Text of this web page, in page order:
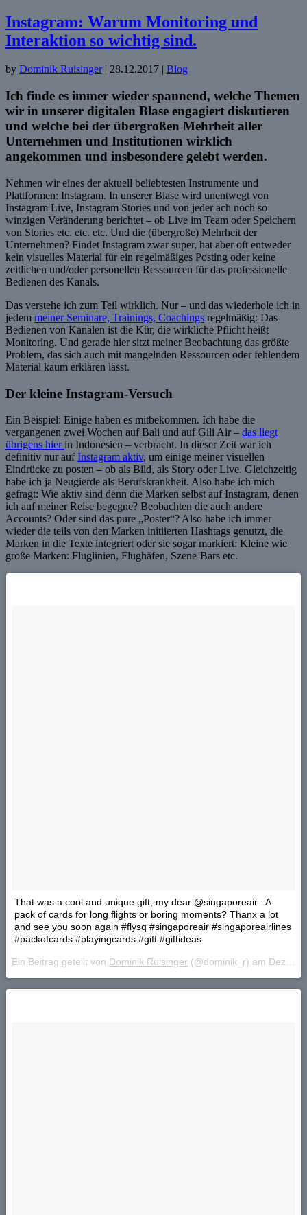
Instagram: Warum Monitoring und
Interaktion so wichtig sind.
by Dominik Ruisinger | 28.12.2017 | Blog
Ich finde es immer wieder spannend, welche Themen
wir in unserer digitalen Blase engagiert diskutieren
und welche bei der übergroßen Mehrheit aller
Unternehmen und Institutionen wirklich
angekommen und insbesondere gelebt werden.
Nehmen wir eines der aktuell beliebtesten Instrumente und
Plattformen: Instagram. In unserer Blase wird unentwegt von
Instagram Live, Instagram Stories und von jeder ach noch so
winzigen Veränderung berichtet – ob Live im Team oder Speichern
von Stories etc. etc. etc. Und die (übergroße) Mehrheit der
Unternehmen? Findet Instagram zwar super, hat aber oft entweder
kein visuelles Material für ein regelmäßiges Posting oder keine
zeitlichen und/oder personellen Ressourcen für das professionelle
Bedienen des Kanals.
Das verstehe ich zum Teil wirklich. Nur – und das wiederhole ich in
jedem meiner Seminare, Trainings, Coachings regelmäßig: Das
Bedienen von Kanälen ist die Kür, die wirkliche Pflicht heißt
Monitoring. Und gerade hier sitzt meiner Beobachtung das größte
Problem, das sich auch mit mangelnden Ressourcen oder fehlendem
Material kaum erklären lässt.
Der kleine Instagram-Versuch
Ein Beispiel: Einige haben es mitbekommen. Ich habe die
vergangenen zwei Wochen auf Bali und auf Gili Air – das liegt
übrigens hier in Indonesien – verbracht. In dieser Zeit war ich
definitiv nur aufInstagram aktiv, um einige meiner visuellen
Eindrücke zu posten – ob als Bild, als Story oder Live. Gleichzeitig
habe ich ja Neugierde als Berufskrankheit. Also habe ich mich
gefragt: Wie aktiv sind denn die Marken selbst auf Instagram, denen
ich auf meiner Reise begegne? Beobachten die auch andere
Accounts? Oder sind das pure „Poster“? Also habe ich immer
wieder die teils von den Marken initiierten Hashtags genutzt, die
Marken in die Texte integriert oder sie sogar markiert: Kleine wie
große Marken: Fluglinien, Flughäfen, Szene-Bars etc.
That was a cool and unique gift, my dear @singaporeair . A
pack of cards for long flights or boring moments? Thanx a lot
and see you soon again #flysq #singaporeair #singaporeairlines
#packofcards #playingcards #gift #giftideas
Ein Beitrag geteilt von Dominik Ruisinger (@dominik_r) am Dez 17, 2017 um 6:12 PST